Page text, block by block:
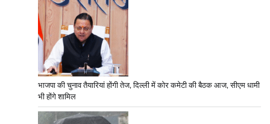
भाजपा की चुनाव तैयारियां होंगी तेज, दिल्ली में कोर कमेटी की बैठक आज, सीएम धामी
भी होंगे शामिल